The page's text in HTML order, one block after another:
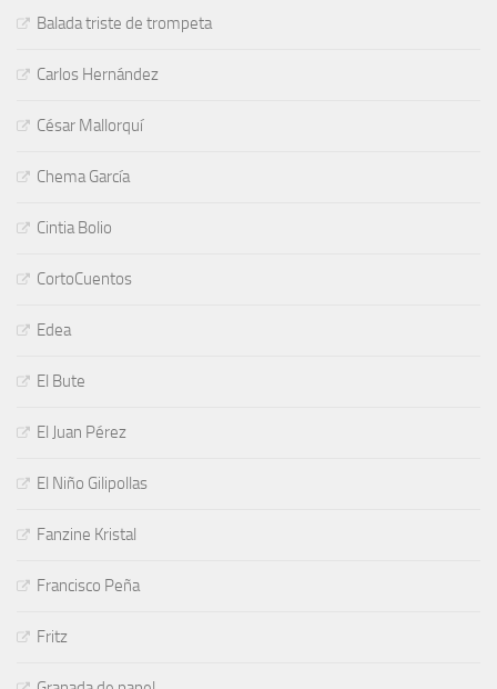
Balada triste de trompeta
Carlos Hernández
César Mallorquí
Chema García
Cintia Bolio
CortoCuentos
Edea
El Bute
El Juan Pérez
El Niño Gilipollas
Fanzine Kristal
Francisco Peña
Fritz